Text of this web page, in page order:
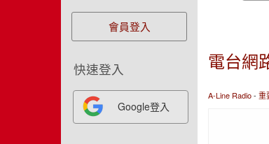
電台網
A-Line Radio- 重
會員登入
快速登入
Google登入